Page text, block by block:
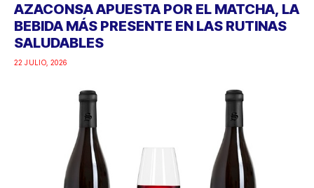
AZACONSA APUESTA POR EL MATCHA, LA
BEBIDA MÁS PRESENTE EN LAS RUTINAS
SALUDABLES
22 JULIO, 2026